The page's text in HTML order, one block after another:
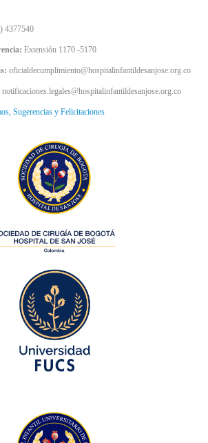
4377540
Extensión 1170 -5170
oficialdecumplimiento@hospitalinfantildesanjose.org.co
notificaciones.legales@hospitalinfantildesanjose.org.co
Sugerencias y Felicitaciones